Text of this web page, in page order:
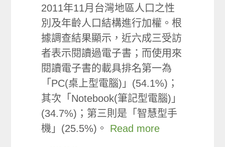
2011年11月台灣地區人口之性
別及年齡人口結構進行加權。根
據調查結果顯示，近六成三受訪
者表示閱讀過電子書；而使用來
閱讀電子書的載具排名第一為
「PC(桌上型電腦)」(54.1%)；
其次「Notebook(筆記型電腦)」
(34.7%)；第三則是「智慧型手
機」(25.5%)。 Read more